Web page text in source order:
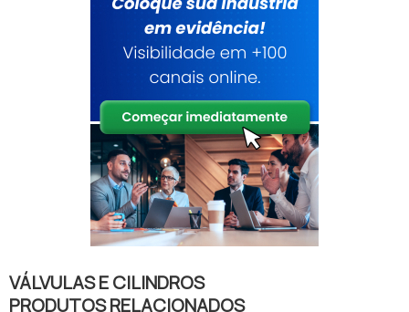
VÁLVULAS E CILINDROS
PRODUTOS RELACIONADOS